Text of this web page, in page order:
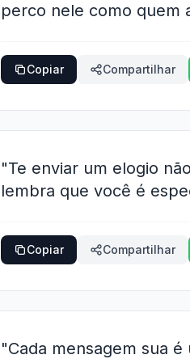
perco nele como quem
Copiar Compartilhar
"Te enviar um elogio
lembra que você é
Copiar Compartilhar
"Cada mensagem sua